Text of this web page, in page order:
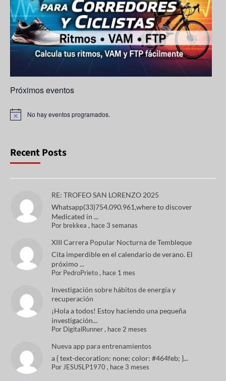
n
el
Próximos eventos
o
No hay eventos programados.
Recent Posts
RE: TROFEO SAN LORENZO 2025
Whatsapp(33)754.090.961,where to discover
Medicated in ...
Por brekkea , hace 3 semanas
XIII Carrera Popular Nocturna de Tembleque
Cita imperdible en el calendario de verano. El
próximo ...
Por PedroPrieto, hace 1 mes
Investigación sobre hábitos de energía y
recuperación
¡Hola a todos! Estoy haciendo una pequeña
investigación...
Por DigitalRunner, hace 2 meses
Nueva app para entrenamientos
a { text-decoration: none; color: #464feb; }...
Por JESUSLP1970 , hace 3 meses